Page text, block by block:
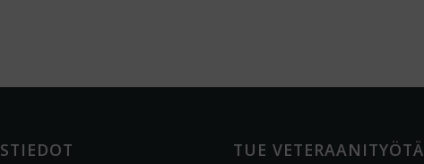
TUE VETERAANITYÖTÄ